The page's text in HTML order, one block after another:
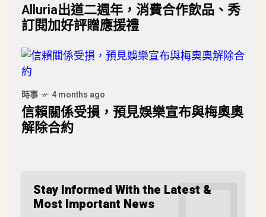
Alluria出道二週年，消費合作飲品、秀
訂閱加好評贈應援禮
時事 4 months ago
信賴關係受損，預見娛樂宣布與梅奧奧
解除合約
Stay Informed With the Latest &
Most Important News